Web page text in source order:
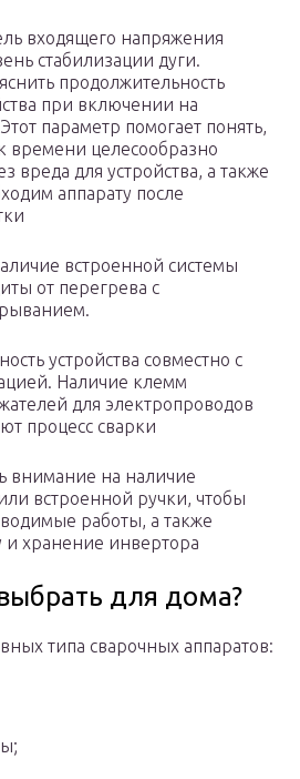
входящего напряжения
стабилизации дуги.
продолжительность
при включении на
параметр помогает понять,
времени целесообразно
вреда для устройства, а также
аппарату после
встроенной системы
от перегрева с
устройства совместно с
Наличие клемм
для электропроводов
процесс сварки
внимание на наличие
встроенной ручки, чтобы
работы, а также
и хранение инвертора
для дома?
типа сварочных аппаратов: